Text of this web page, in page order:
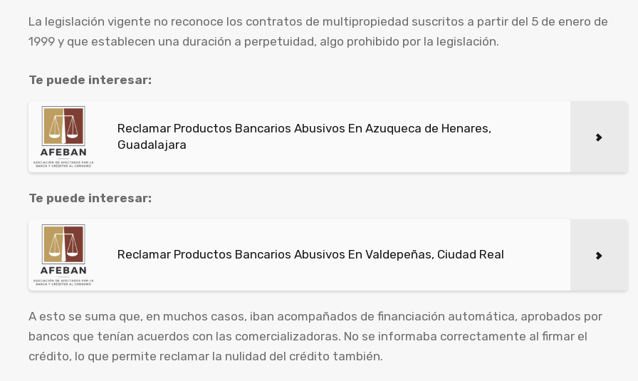
La legislación vigente no reconoce los contratos de multipropiedad suscritos a partir del 5 de enero de
1999 y que establecen una duración a perpetuidad, algo prohibido por la legislación.
Te puede interesar:
Reclamar Productos Bancarios Abusivos En Azuqueca de Henares,
Guadalajara
Te puede interesar:
Reclamar Productos Bancarios Abusivos En Valdepeñas, Ciudad Real
A esto se suma que, en muchos casos, iban acompañados de financiación automática, aprobados por
bancos que tenían acuerdos con las comercializadoras. No se informaba correctamente al firmar el
crédito, lo que permite reclamar la nulidad del crédito también.